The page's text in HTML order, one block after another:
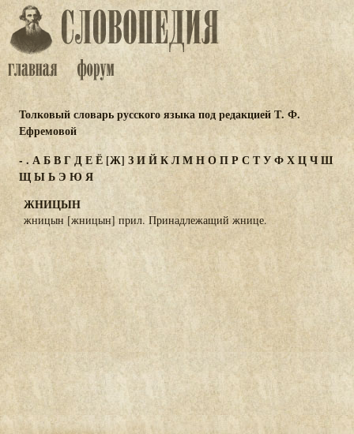
Толковый словарь русского языка под редакцией Т. Ф.
Ефремовой
- . АБВГДЕЁ [Ж] ЗИЙКЛМНОПРС ТУФХЦЧШ
ЩЫЬЭ ЮЯ
ЖНИЦЫН
жницын [жницын] прил. Принадлежащий жнице.